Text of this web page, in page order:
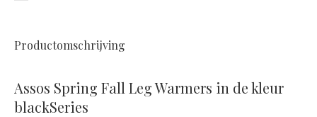
Productomschrijving
Assos Spring Fall Leg Warmers in de kleur
blackSeries